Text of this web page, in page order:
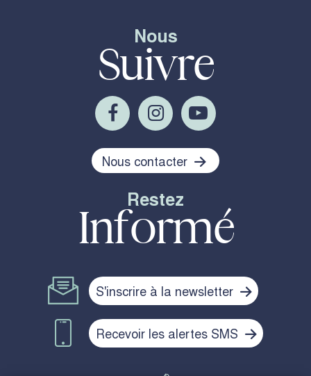
Nous
Suivre
Nous contacter
Restez
Informé
S'inscrire à la newsletter
Recevoir les alertes SMS